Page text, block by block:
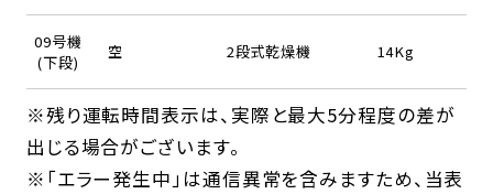
09号機
(下段)
空 2段式乾燥機 14Kg
※残り運転時間表示は、実際と最大5分程度の差が
出じる場合がございます。
※「エラー発生中」は通信異常を含みますため、当表